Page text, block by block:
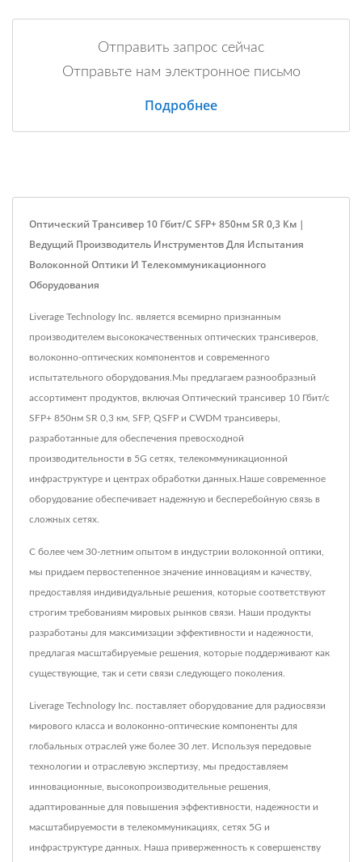
Отправить запрос сейчас
Отправьте нам электронное письмо
Подробнее
Оптический Трансивер 10 Гбит/с SFP+ 850нм SR 0,3 Км |
Ведущий Производитель Инструментов Для Испытания
Волоконной Оптики И Телекоммуникационного
Оборудования
Liverage Technology Inc. является всемирно признанным
производителем высококачественных оптических трансиверов,
волоконно-оптических компонентов и современного
испытательного оборудования.Мы предлагаем разнообразный
ассортимент продуктов, включая Оптический трансивер 10 Гбит/с
SFP+ 850нм SR 0,3 км, SFP, QSFP и CWDM трансиверы,
разработанные для обеспечения превосходной
производительности в 5G сетях, телекоммуникационной
инфраструктуре и центрах обработки данных.Наше современное
оборудование обеспечивает надежную и бесперебойную связь в
сложных сетях.
С более чем 30-летним опытом в индустрии волоконной оптики,
мы придаем первостепенное значение инновациям и качеству,
предоставляя индивидуальные решения, которые соответствуют
строгим требованиям мировых рынков связи. Наши продукты
разработаны для максимизации эффективности и надежности,
предлагая масштабируемые решения, которые поддерживают как
существующие, так и сети связи следующего поколения.
Liverage Technology Inc. поставляет оборудование для радиосвязи
мирового класса и волоконно-оптические компоненты для
глобальных отраслей уже более 30 лет. Используя передовые
технологии и отраслевую экспертизу, мы предоставляем
инновационные, высокопроизводительные решения,
адаптированные для повышения эффективности, надежности и
масштабируемости в телекоммуникациях, сетях 5G и
инфраструктуре данных. Наша приверженность к совершенству